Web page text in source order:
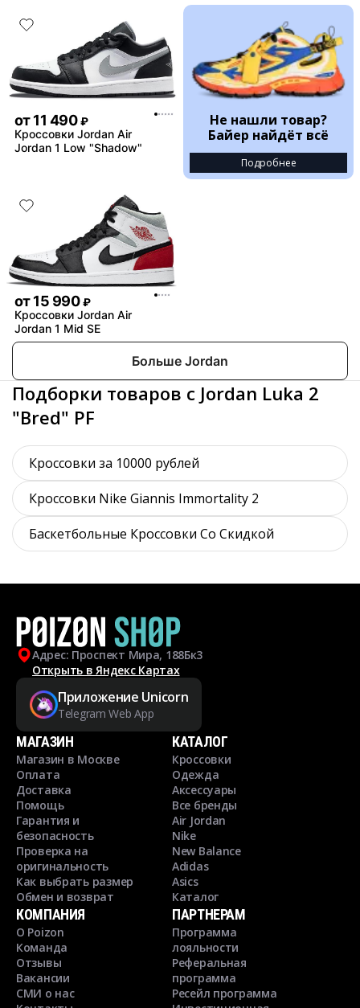
от11 490 ₽
Кроссовки Jordan Air
Jordan 1 Low "Shadow"
Не нашли товар?
Байер найдёт всё
Подробнее
от15 990 ₽
Кроссовки Jordan Air
Jordan 1 Mid SE
Больше Jordan
Подборки товаров с Jordan Luka 2
"Bred" PF
Кроссовки за 10000 рублей
Кроссовки Nike Giannis Immortality 2
Баскетбольные Кроссовки Со Скидкой
Адрес: Проспект Мира, 188Бк3
Открыть в Яндекс Картах
Приложение Unicorn
Telegram Web App
МАГАЗИН
Магазин в Москве
Оплата
Доставка
Помощь
Гарантия и
безопасность
Проверка на
оригинальность
Как выбрать размер
Обмен и возврат
КАТАЛОГ
Кроссовки
Одежда
Аксессуары
Все бренды
Air Jordan
Nike
New Balance
Adidas
Asics
Каталог
КОМПАНИЯ
О Poizon
Команда
Отзывы
Вакансии
СМИ о нас
ПАРТНЕРАМ
Программа
лояльности
Реферальная
программа
Ресейл программа